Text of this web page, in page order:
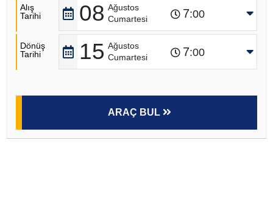
Alış
Tarihi
08 Ağustos
Cumartesi
7:00
Dönüş
Tarihi
15 Ağustos
Cumartesi
7:00
ARAÇ BUL